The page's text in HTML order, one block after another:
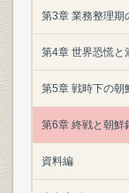
第3章 業務整理期
第4章 世界恐慌と
第5章 戦時下の朝
第6章 終戦と朝鮮
資料編